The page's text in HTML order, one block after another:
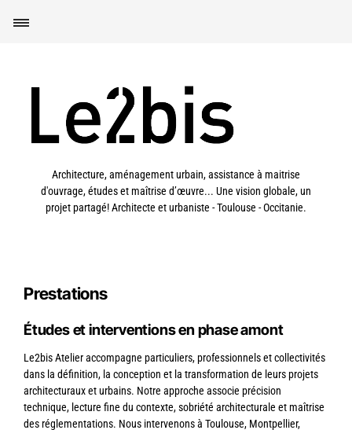
Architecture, aménagement urbain, assistance à maitrise
d'ouvrage, études et maîtrise d’œuvre... Une vision globale, un
projet partagé! Architecte et urbaniste - Toulouse - Occitanie.
Prestations
Études et interventions en phase amont
Le2bis Atelier accompagne particuliers, professionnels et collectivités
dans la définition, la conception et la transformation de leurs projets
architecturaux et urbains. Notre approche associe précision
technique, lecture fine du contexte, sobriété architecturale et maîtrise
des réglementations. Nous intervenons à Toulouse, Montpellier,